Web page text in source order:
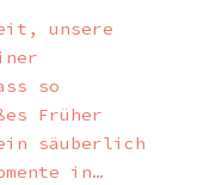
unsere
so
Früher
säuberlich
in…